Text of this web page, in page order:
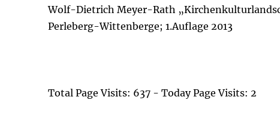
Wolf-Dietrich Meyer-Rath
Perleberg-Wittenberge; 1.Auflage 2013
Total Page Visits: 637 - Today Page Visits: 2